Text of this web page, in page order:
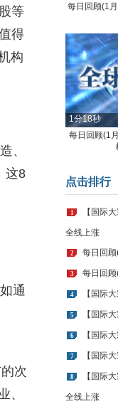
等
得
构
、
这8
通
次
、
每日回顾(1
1分18秒
每日回顾(1
点击排行
1 【国际
全线上涨
2 每日回
3 每日回
4 【国际
5 【国际
6 【国际
7 【国际
8 【国际
全线上涨